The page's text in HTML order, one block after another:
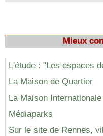
Mieux
L'étude : "Les espaces
La Maison de Quartier
La Maison
Médiaparks
Sur le site de Rennes,